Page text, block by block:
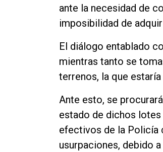
ante la necesidad de
imposibilidad de
El diálogo entablado
mientras tanto se
terrenos, la que
Ante esto, se
estado de dichos
efectivos de la Policía
usurpaciones, debido